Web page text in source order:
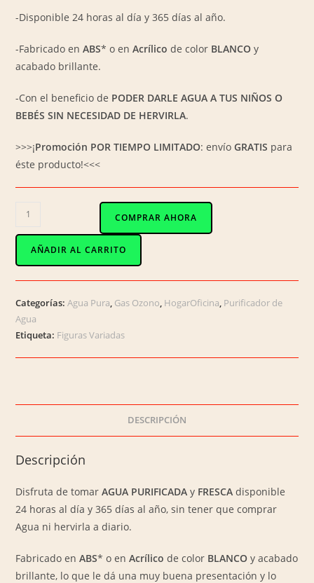
-Disponible 24 horas al día y 365 días al año.
-Fabricado enABS* o enAcrílico de color BLANCO y
acabado brillante.
-Con el beneficio de PODER DARLE AGUA A TUS NIÑOS O
BEBÉS SIN NECESIDAD DE HERVIRLA.
>>>¡Promoción POR TIEMPO LIMITADO: envíoGRATIS para
éste producto!<<<
Purificador
(con
Filtro)
de
Agua
en
o
ABS.
proceso
con
Gas
cantidad
COMPRAR AHORA
AÑADIR AL CARRITO
Categorías:Agua Pura, Gas Ozono, HogarOficina, Purificador de
Agua
Etiqueta: Figuras Variadas
DESCRIPCIÓN
Descripción
Disfruta de tomarAGUA PURIFICADA y FRESCA disponible
24 horas al día y 365 días al año, sin tener que comprar
Agua ni hervirla a diario.
Fabricado enABS* o enAcrílico de color BLANCO y acabado
brillante, lo que le dá una muy buena presentación y lo